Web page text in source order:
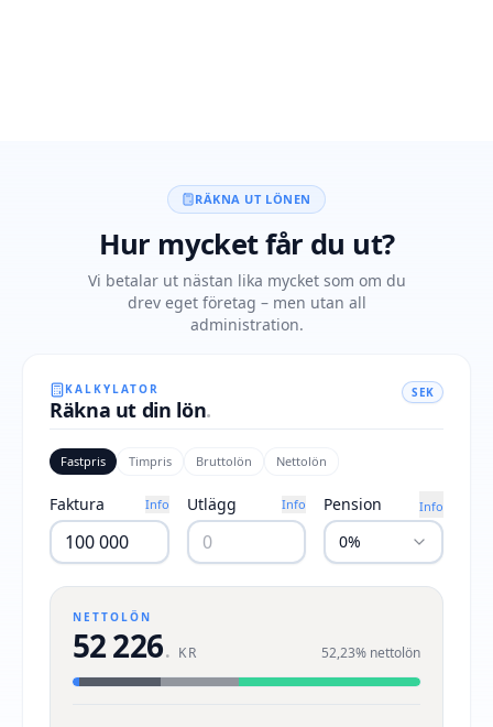
RÄKNA UT LÖNEN
Hur mycket får du ut?
Vi betalar ut nästan lika mycket som om du
drev eget företag – men utan all
administration.
KALKYLATOR
Räkna ut din lön.
SEK
Fastpris Timpris Bruttolön Nettolön
Faktura Info Utlägg Info Pension Info
0%
NETTOLÖN
52 226. KR 52,23% nettolön